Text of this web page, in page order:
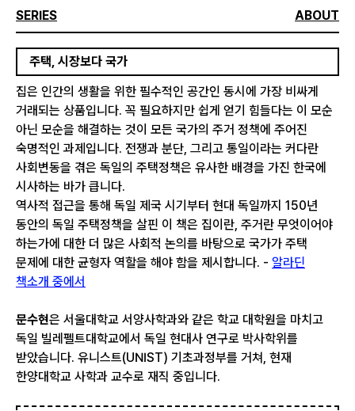
SERIES ABOUT
주택, 시장보다 국가
집은 인간의 생활을 위한 필수적인 공간인 동시에 가장 비싸게
거래되는 상품입니다. 꼭 필요하지만 쉽게 얻기 힘들다는 이 모순
아닌 모순을 해결하는 것이 모든 국가의 주거 정책에 주어진
숙명적인 과제입니다. 전쟁과 분단, 그리고 통일이라는 커다란
사회변동을 겪은 독일의 주택정책은 유사한 배경을 가진 한국에
시사하는 바가 큽니다.
역사적 접근을 통해 독일 제국 시기부터 현대 독일까지 150년
동안의 독일 주택정책을 살핀 이 책은 집이란, 주거란 무엇이어야
하는가에 대한 더 많은 사회적 논의를 바탕으로 국가가 주택
문제에 대한 균형자 역할을 해야 함을 제시합니다. - 알라딘
책소개 중에서
문수현은 서울대학교 서양사학과와 같은 학교 대학원을 마치고
독일 빌레펠트대학교에서 독일 현대사 연구로 박사학위를
받았습니다. 유니스트(UNIST) 기초과정부를 거쳐, 현재
한양대학교 사학과 교수로 재직 중입니다.